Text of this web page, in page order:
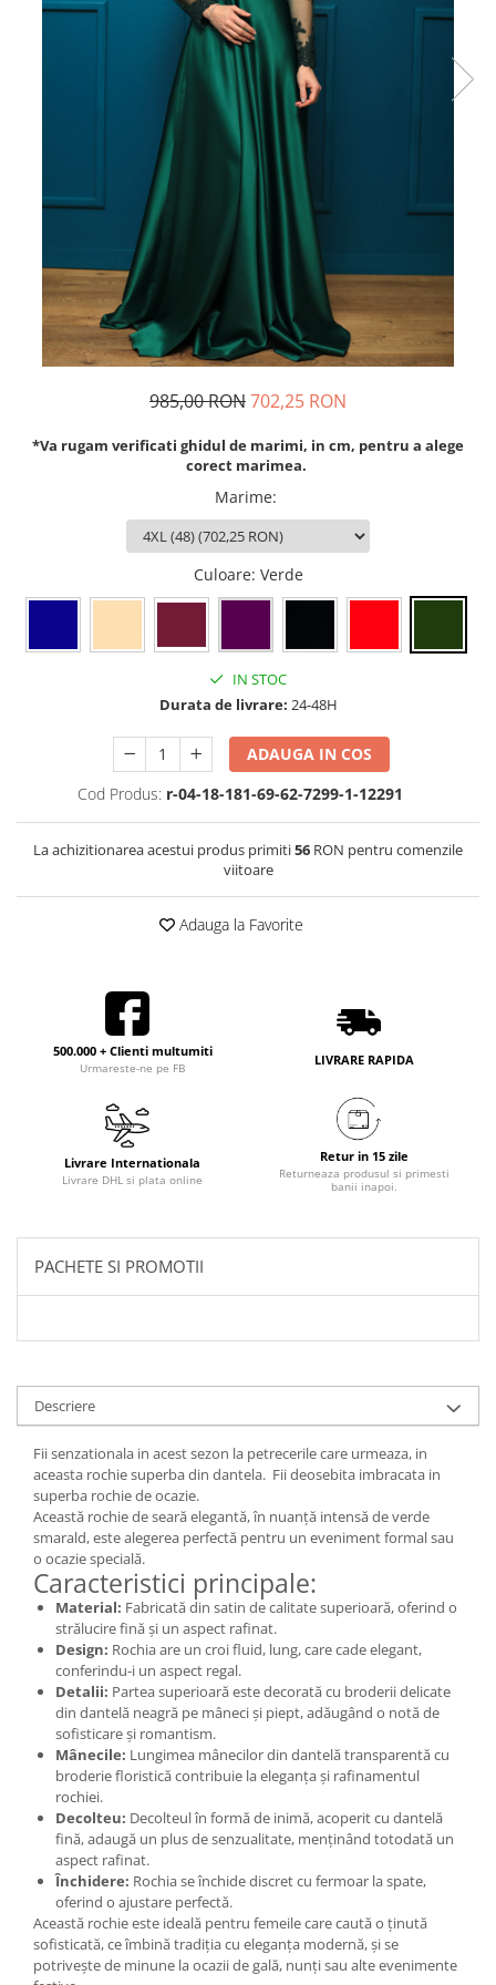
Rochii din dantela
Rochii din Barbie/Bistrech
Rochii voal
Rochii cu imprimeu
985,00 RON702,25 RON
*Va rugam verificati ghidul de marimi, in cm, pentru a alege
corect marimea.
Marime:
Culoare: Verde
IN STOC
Durata de livrare: 24-48H
ADAUGA IN COS
Cod Produs: r-04-18-181-69-62-7299-1-12291
La achizitionarea acestui produs primiti56 RON pentru comenzile
viitoare
Adauga la Favorite
500.000 + Clienti multumiti
Urmareste-ne pe FB
LIVRARE RAPIDA
Livrare Internationala
Livrare DHL si plata online
Retur in 15 zile
Returneaza produsul si primesti
banii inapoi.
PACHETE SI PROMOTII
Descriere
Fii senzationala in acest sezon la petrecerile care urmeaza, in
aceasta rochie superba din dantela. Fii deosebita imbracata in
superba rochie de ocazie.
Această rochie de seară elegantă, în nuanță intensă de verde
smarald, este alegerea perfectă pentru un eveniment formal sau
o ocazie specială.
Caracteristici principale:
Material: Fabricată din satin de calitate superioară, oferind o
strălucire fină și un aspect rafinat.
Design: Rochia are un croi fluid, lung, care cade elegant,
conferindu-i un aspect regal.
Detalii: Partea superioară este decorată cu broderii delicate
din dantelă neagră pe mâneci și piept, adăugând o notă de
sofisticare și romantism.
Mânecile: Lungimea mânecilor din dantelă transparentă cu
broderie floristică contribuie la eleganța și rafinamentul
rochiei.
Decolteu: Decolteul în formă de inimă, acoperit cu dantelă
fină, adaugă un plus de senzualitate, menținând totodată un
aspect rafinat.
Închidere: Rochia se închide discret cu fermoar la spate,
oferind o ajustare perfectă.
Această rochie este ideală pentru femeile care caută o ținută
sofisticată, ce îmbină tradiția cu eleganța modernă, și se
potrivește de minune la ocazii de gală, nunți sau alte evenimente